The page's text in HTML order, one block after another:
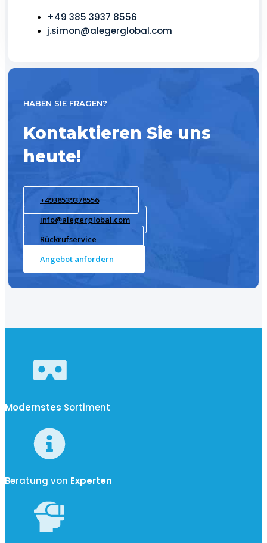
+49 385 3937 8556
j.simon@alegerglobal.com
HABEN SIE FRAGEN?
Kontaktieren Sie uns
heute!
+4938539378556
info@alegerglobal.com
Rückrufservice
Angebot anfordern
Modernstes Sortiment
Beratung von Experten